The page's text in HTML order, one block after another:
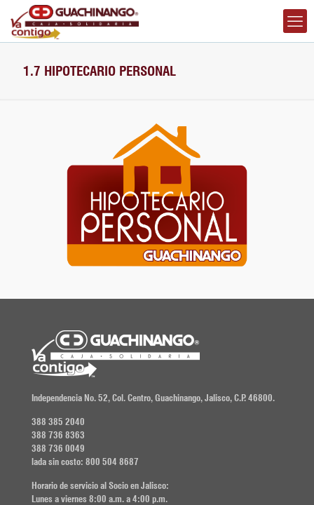
1.7 HIPOTECARIO PERSONAL
Independencia No. 52, Col. Centro, Guachinango, Jalisco, C.P. 46800.
388 385 2040
388 736 8363
388 736 0049
lada sin costo: 800 504 8687
Horario de servicio al Socio en Jalisco:
Lunes a viernes 8:00 a.m. a 4:00 p.m.